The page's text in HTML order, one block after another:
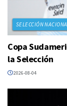
SELECCIÓN
Copa
la Selección
2026-08-04